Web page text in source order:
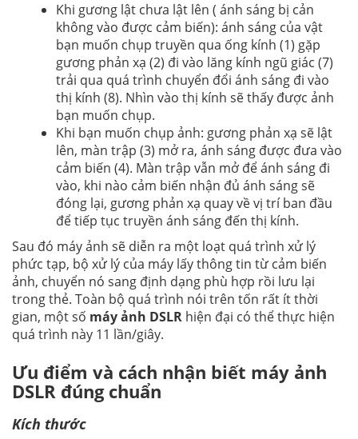
Khi gương lật chưa lật lên ( ánh sáng bị cản
không vào được cảm biến): ánh sáng của vật
bạn muốn chụp truyền qua ống kính (1) gặp
gương phản xạ (2) đi vào lăng kính ngũ giác (7)
trải qua quá trình chuyển đổi ánh sáng đi vào
thị kính (8). Nhìn vào thị kính sẽ thấy được ảnh
bạn muốn chụp.
Khi bạn muốn chụp ảnh: gương phản xạ sẽ lật
lên, màn trập (3) mở ra, ánh sáng được đưa vào
cảm biến (4). Màn trập vẫn mở để ánh sáng đi
vào, khi nào cảm biến nhận đủ ánh sáng sẽ
đóng lại, gương phản xạ quay về vị trí ban đầu
để tiếp tục truyền ánh sáng đến thị kính.
Sau đó máy ảnh sẽ diễn ra một loạt quá trình xử lý
phức tạp, bộ xử lý của máy lấy thông tin từ cảm biến
ảnh, chuyển nó sang định dạng phù hợp rồi lưu lại
trong thẻ. Toàn bộ quá trình nói trên tốn rất ít thời
gian, một số máy ảnh DSLR hiện đại có thể thực hiện
quá trình này 11 lần/giây.
Ưu điểm và cách nhận biết máy ảnh
DSLR đúng chuẩn
Kích thước